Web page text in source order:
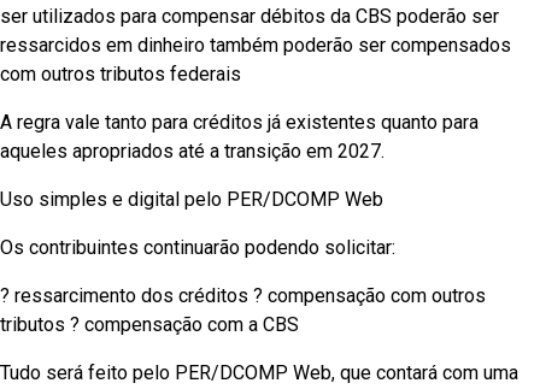
ser utilizados para compensar débitos da CBS poderão ser
ressarcidos em dinheiro também poderão ser compensados
com outros tributos federais
A regra vale tanto para créditos já existentes quanto para
aqueles apropriados até a transição em 2027.
Uso simples e digital pelo PER/DCOMP Web
Os contribuintes continuarão podendo solicitar:
? ressarcimento dos créditos ? compensação com outros
tributos ? compensação com a CBS
Tudo será feito pelo PER/DCOMP Web, que contará com uma